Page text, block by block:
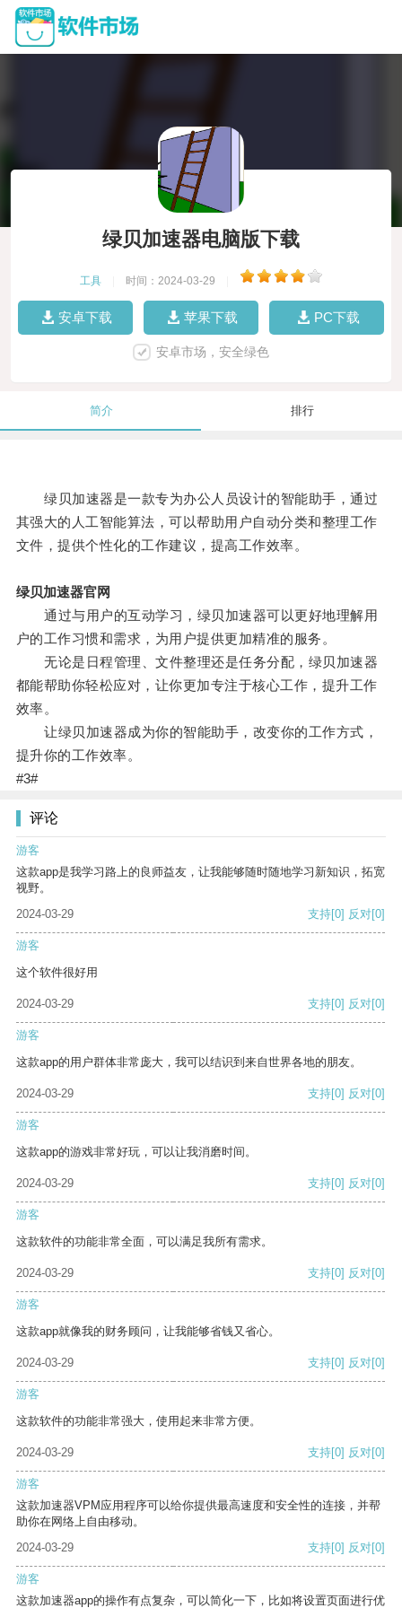
绿贝加速器电脑版下载
工具 时间：2024-03-29
安卓下载 苹果下载 PC下载
安卓市场，安全绿色
简介 排行
绿贝加速器是一款专为办公人员设计的智能助手，通过
其强大的人工智能算法，可以帮助用户自动分类和整理工作
文件，提供个性化的工作建议，提高工作效率。
绿贝加速器官网
通过与用户的互动学习，绿贝加速器可以更好地理解用
户的工作习惯和需求，为用户提供更加精准的服务。
无论是日程管理、文件整理还是任务分配，绿贝加速器
都能帮助你轻松应对，让你更加专注于核心工作，提升工作
效率。
让绿贝加速器成为你的智能助手，改变你的工作方式，
提升你的工作效率。
#3#
评论
游客
这款app是我学习路上的良师益友，让我能够随时随地学习新知识，拓宽
视野。
2024-03-29
支持[0] 反对[0]
游客
这个软件很好用
2024-03-29 支持[0] 反对[0]
游客
这款app的用户群体非常庞大，我可以结识到来自世界各地的朋友。
2024-03-29 支持[0] 反对[0]
游客
这款app的游戏非常好玩，可以让我消磨时间。
2024-03-29 支持[0] 反对[0]
游客
这款软件的功能非常全面，可以满足我所有需求。
2024-03-29 支持[0] 反对[0]
游客
这款app就像我的财务顾问，让我能够省钱又省心。
2024-03-29 支持[0] 反对[0]
游客
这款软件的功能非常强大，使用起来非常方便。
2024-03-29 支持[0] 反对[0]
游客
这款加速器VPM应用程序可以给你提供最高速度和安全性的连接，并帮
助你在网络上自由移动。
2024-03-29
支持[0] 反对[0]
游客
这款加速器app的操作有点复杂，可以简化一下，比如将设置页面进行优